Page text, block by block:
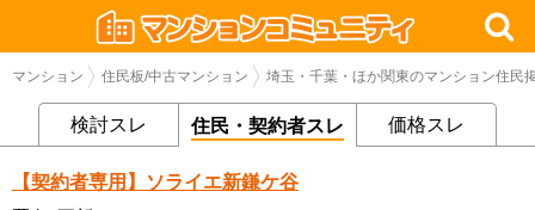
マンション 住民板/中古マンション 埼玉・千葉・ほか関東のマンション住民
検討スレ 住民・契約者スレ 価格スレ
【契約者専用】ソライエ新鎌ケ谷